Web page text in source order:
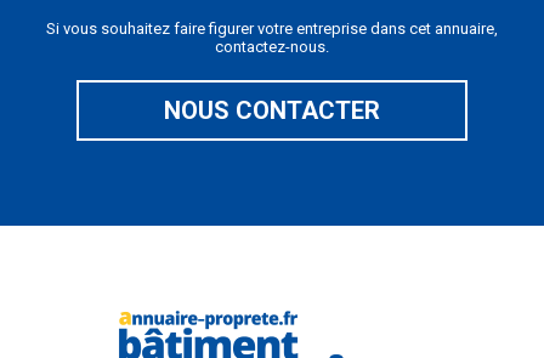
Si vous souhaitez faire figurer votre entreprise dans cet annuaire,
contactez-nous.
NOUS CONTACTER